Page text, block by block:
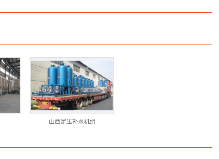
山西定压补水机组